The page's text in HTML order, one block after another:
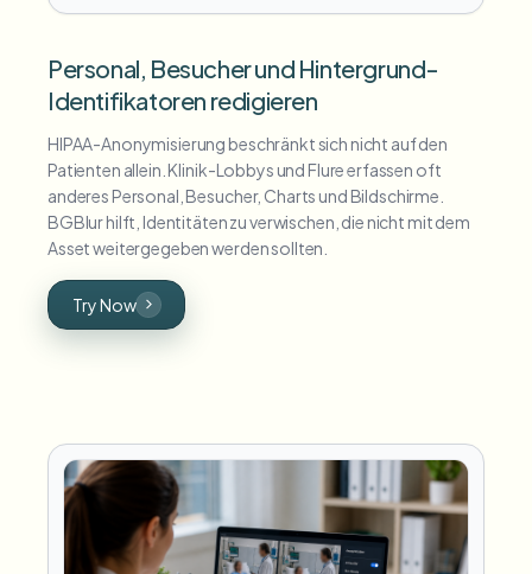
Personal, Besucher und Hintergrund-
Identifikatoren redigieren
HIPAA-Anonymisierung beschränkt sich nicht auf den
Patienten allein. Klinik-Lobbys und Flure erfassen oft
anderes Personal, Besucher, Charts und Bildschirme.
BGBlur hilft, Identitäten zu verwischen, die nicht mit dem
Asset weitergegeben werden sollten.
Try Now